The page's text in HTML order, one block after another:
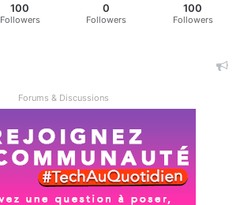
100
Followers
0
Followers
100
Followers
Forums & Discussions